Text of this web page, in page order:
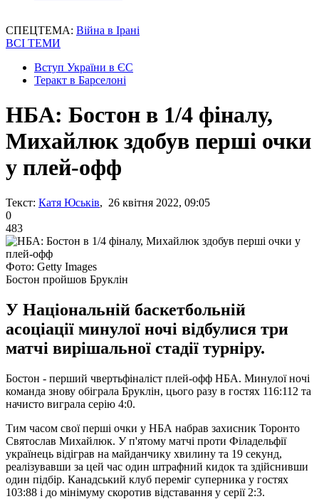
СПЕЦТЕМА: Війна в Ірані
ВСІ ТЕМИ
Вступ України в ЄС
Теракт в Барселоні
НБА: Бостон в 1/4 фіналу,
Михайлюк здобув перші очки
у плей-офф
Текст: Катя Юськів, 26 квітня 2022, 09:05
0
483
Фото: Getty Images
Бостон пройшов Бруклін
У Національній баскетбольній
асоціації минулої ночі відбулися три
матчі вирішальної стадії турніру.
Бостон - перший чвертьфіналіст плей-офф НБА. Минулої ночі
команда знову обіграла Бруклін, цього разу в гостях 116:112 та
начисто виграла серію 4:0.
Тим часом свої перші очки у НБА набрав захисник Торонто
Святослав Михайлюк. У п'ятому матчі проти Філадельфії
українець відіграв на майданчику хвилину та 19 секунд,
реалізувавши за цей час один штрафний кидок та здійснивши
один підбір. Канадський клуб переміг суперника у гостях
103:88 і до мінімуму скоротив відставання у серії 2:3.